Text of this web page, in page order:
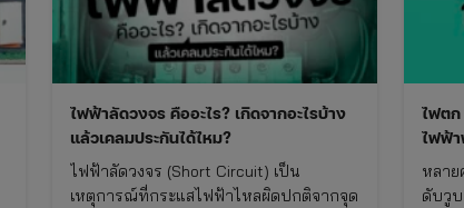
ไฟฟ้าลัดวงจร คืออะไร? เกิดจากอะไรบ้าง
แล้วเคลมประกันได้ไหม?
ไฟฟ้าลัดวงจร (Short Circuit) เป็น
เหตุการณ์ที่กระแสไฟฟ้าไหลผิดปกติจากจุด
ไฟตก
ไฟฟ้า
หลาย
ดับวู